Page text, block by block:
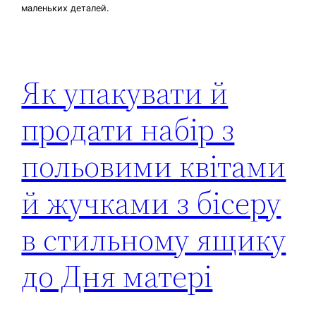
маленьких деталей.
Як упакувати й
продати набір з
польовими квітами
й жучками з бісеру
в стильному ящику
до Дня матері